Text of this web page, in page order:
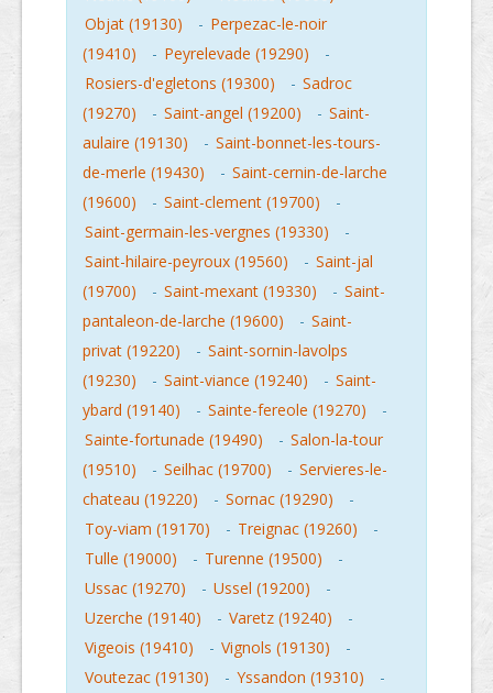
Objat (19130)
- Perpezac-le-noir
(19410)
- Peyrelevade (19290)
-
Rosiers-d'egletons (19300)
- Sadroc
(19270)
- Saint-angel (19200) - Saint-
aulaire (19130)
- Saint-bonnet-les-tours-
de-merle (19430)
- Saint-cernin-de-larche
(19600)
- Saint-clement (19700)
-
Saint-germain-les-vergnes (19330)
-
Saint-hilaire-peyroux (19560)
- Saint-jal
(19700)
- Saint-mexant (19330) - Saint-
pantaleon-de-larche (19600)
- Saint-
privat (19220)
- Saint-sornin-lavolps
(19230)
- Saint-viance (19240) - Saint-
ybard (19140)
- Sainte-fereole (19270)
-
Sainte-fortunade (19490)
- Salon-la-tour
(19510)
- Seilhac (19700) - Servieres-le-
chateau (19220)
- Sornac (19290)
-
Toy-viam (19170)
- Treignac (19260)
-
Tulle (19000)
- Turenne (19500)
-
Ussac (19270)
- Ussel (19200)
-
Uzerche (19140)
- Varetz (19240)
-
Vigeois (19410)
- Vignols (19130)
-
Voutezac (19130)
- Yssandon (19310) -